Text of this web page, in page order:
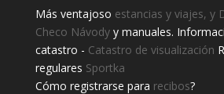
Más ventajoso estancias y viajes, y
Checo Návodyy manuales.
catastro - Catastro de visualización
regulares Sportka
Cómo registrarse para recibos?